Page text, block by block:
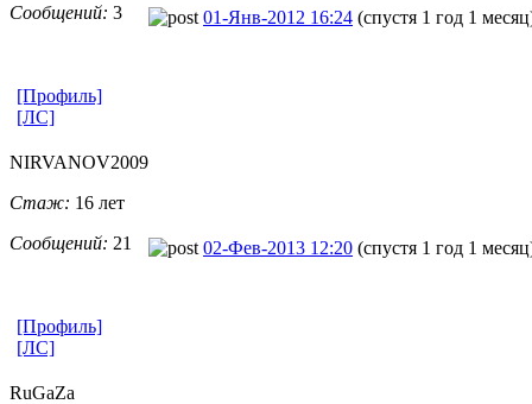
Сообщений: 3 01-Янв-2012 16:24 (спустя 1 год 1
[Профиль]
[ЛС]
NIRVANOV2009
Стаж: 16 лет
Сообщений: 21 02-Фев-2013 12:20 (спустя 1 год 1
[Профиль]
[ЛС]
RuGaZa